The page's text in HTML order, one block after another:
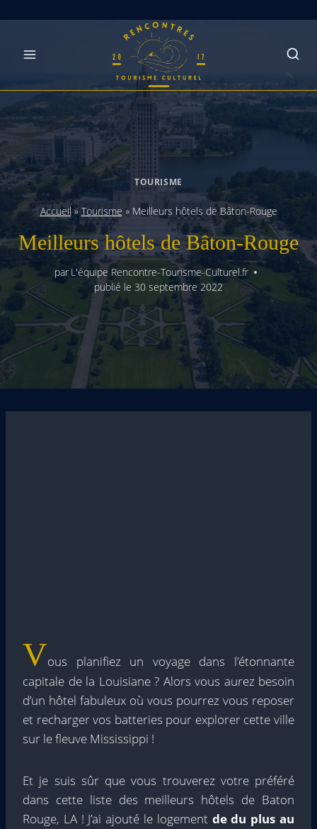
TOURISME
Accueil»Tourisme » Meilleurs hôtels de Bâton-Rouge
Meilleurs hôtels de Bâton-Rouge
par L'équipe Rencontre-Tourisme-Culturel.fr
publié le 30 septembre 2022
Vous planifiez un voyage dans l’étonnante
capitale de la Louisiane ? Alors vous aurez besoin
d’un hôtel fabuleux où vous pourrez vous reposer
et recharger vos batteries pour explorer cette ville
sur le fleuve Mississippi !
Et je suis sûr que vous trouverez votre préféré
dans cette liste des meilleurs hôtels de Baton
Rouge, LA ! J’ai ajouté le logementde du plus au